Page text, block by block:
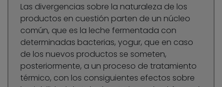
Las divergencias sobre la naturaleza de los
productos en cuestión parten de un núcleo
común, que es la leche fermentada con
determinadas bacterias, yogur, que en caso
de los nuevos productos se someten,
posteriormente, a un proceso de tratamiento
térmico, con los consiguientes efectos sobre